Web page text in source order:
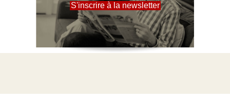
S'inscrire à la newsletter